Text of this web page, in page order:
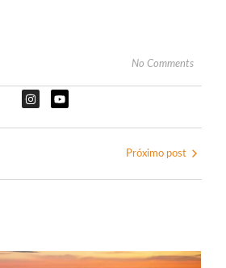
No Comments
Próximo post